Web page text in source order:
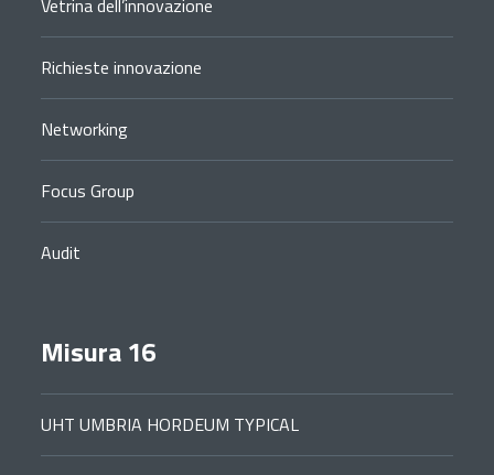
Vetrina dell’innovazione
Richieste innovazione
Networking
Focus Group
Audit
Misura 16
UHT UMBRIA HORDEUM TYPICAL